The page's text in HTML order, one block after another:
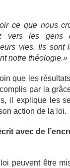
ce que nous
vers les gens
vies. Ils sont
notre théologie.»
que les
par la
il explique les
action de la loi.
avec de
peuvent être